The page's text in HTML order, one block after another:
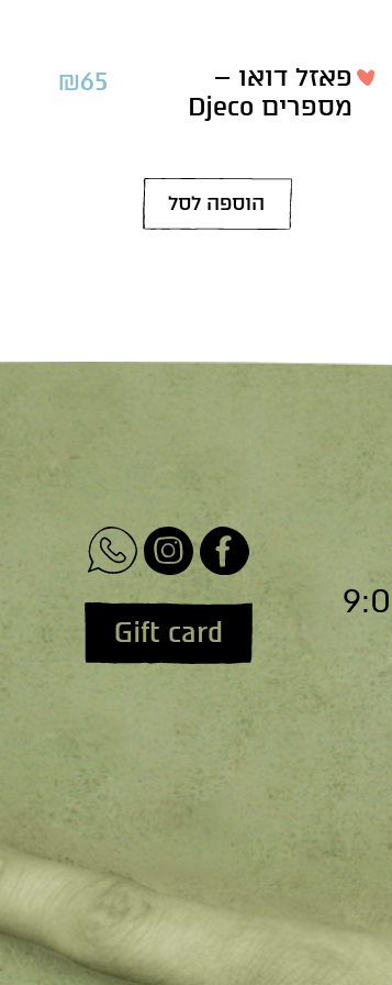
פאזל דואו –
מספרים Djeco
₪65
הוספה לסל
Gift card